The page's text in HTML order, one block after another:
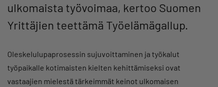
ulkomaista työvoimaa, kertoo Suomen
Yrittäjien teettämä Työelämägallup.
Oleskelulupaprosessin sujuvoittaminen ja työkalut
työpaikalle kotimaisten kielten kehittämiseksi ovat
vastaajien mielestä tärkeimmät keinot ulkomaisen